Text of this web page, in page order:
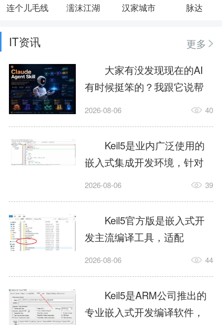
连个儿毛线 濡沫江湖 汉家城市 脉达
IT资讯
更多
大家有没发现现在的AI
有时候挺笨的？我跟它说帮
我订个明天早上的闹钟，它
这样？因为AI，就是个只会
耍嘴皮子的书呆子。它脑子
里有海量知识，但没有真正
激发出来实力。而
AgentSkill，就是给AI大脑装
上的一双机械手，它真的能
解决很多问题。1什么是
AgentSkillSkill指...
2026-08-06 40
Keil5是业内广泛使用的
嵌入式集成开发环境，针对
ARM、51内核单片机提供编
力，代码编译稳定，调试工
具成熟，大量开源项目基于
该平台开发。新项目需要单
独下载对应芯片支持包，新
手配置难度较高，正版商业
授权费用不菲，未授权版本
存在程序容量限制，适合硬
2026-08-06 39
Keil5官方版是嵌入式开
发主流编译工具，适配
STM32、51单片机等多款芯
在线调试、代码仿真，兼容
众多厂商芯片安装包。软件
需要手动添加器件库，初次
2026-08-06 44
Keil5是ARM公司推出的
专业嵌入式开发编译软件，